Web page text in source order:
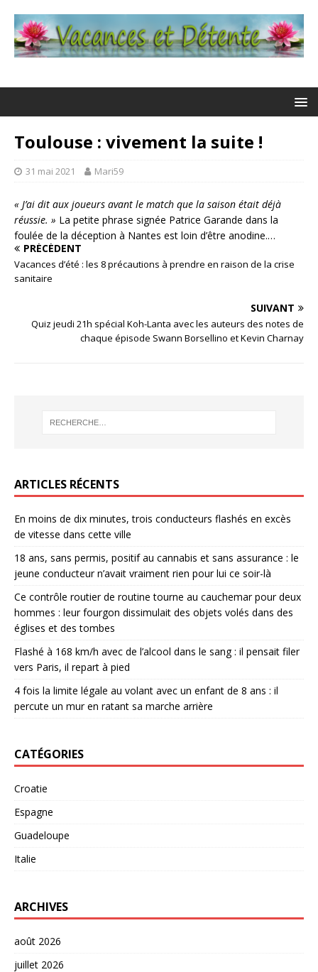
Toulouse : vivement la suite !
31 mai 2021 Mari59
« J’ai dit aux joueurs avant le match que la saison était déjà
réussie. » La petite phrase signée Patrice Garande dans la
foulée de la déception à Nantes est loin d’être anodine.…
PRÉCÉDENT
Vacances d’été : les 8 précautions à prendre en raison de la crise
sanitaire
SUIVANT
Quiz jeudi 21h spécial Koh-Lanta avec les auteurs des notes de
chaque épisode Swann Borsellino et Kevin Charnay
ARTICLES RÉCENTS
En moins de dix minutes, trois conducteurs flashés en excès
de vitesse dans cette ville
‎18 ans, sans permis, positif au cannabis et sans assurance : le
jeune conducteur n’avait vraiment rien pour lui ce soir-là ‎
Ce contrôle routier de routine tourne au cauchemar pour deux
hommes : leur fourgon dissimulait des objets volés dans des
églises et des tombes
Flashé à 168 km/h avec de l’alcool dans le sang : il pensait filer
vers Paris, il repart à pied
‎4 fois la limite légale au volant avec un enfant de 8 ans : il
percute un mur en ratant sa marche arrière ‎
CATÉGORIES
Croatie
Espagne
Guadeloupe
Italie
ARCHIVES
août 2026
juillet 2026